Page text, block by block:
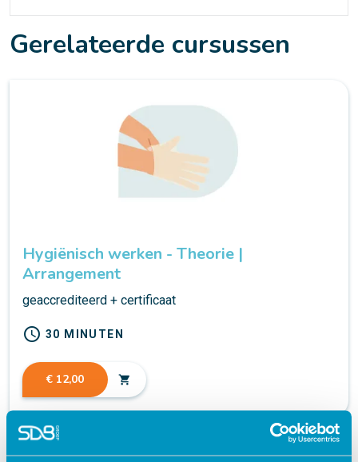
Gerelateerde cursussen
Hygiënisch werken - Theorie |
Arrangement
geaccrediteerd + certificaat
schedule 30 MINUTEN
€ 12,00 shopping_cart